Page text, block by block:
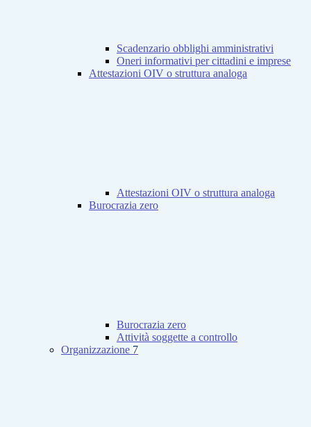
Scadenzario obblighi amministrativi
Oneri informativi per cittadini e imprese
Attestazioni OIV o struttura analoga
Attestazioni OIV o struttura analoga
Burocrazia zero
Burocrazia zero
Attività soggette a controllo
Organizzazione 7